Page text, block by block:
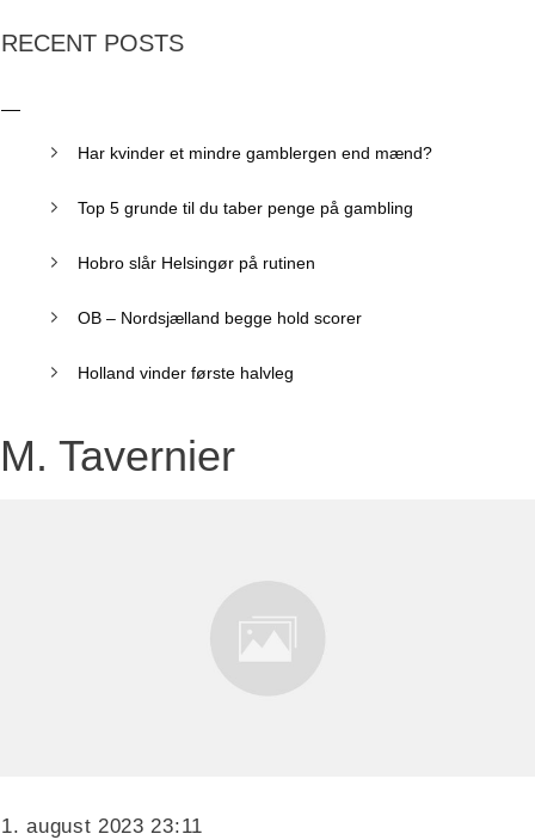
M. Tavernier
1. august 2023 23:11
RECENT POSTS
Har kvinder et mindre gamblergen end mænd?
Top 5 grunde til du taber penge på gambling
Hobro slår Helsingør på rutinen
OB – Nordsjælland begge hold scorer
Holland vinder første halvleg